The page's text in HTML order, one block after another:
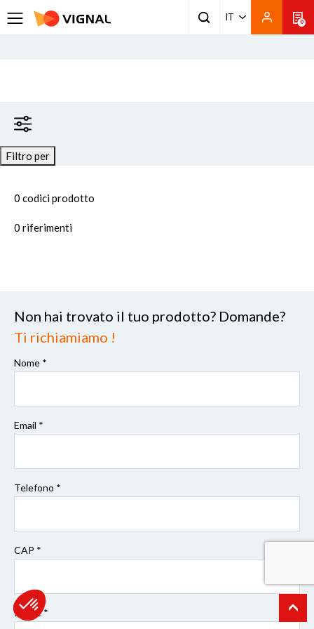
IT 0
Filtro per
0 codici prodotto
0 riferimenti
Non hai trovato il tuo prodotto? Domande?
Ti richiamiamo !
Nome *
Email *
Telefono *
CAP *
Paese *